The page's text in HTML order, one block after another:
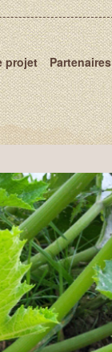
projet Partenaires